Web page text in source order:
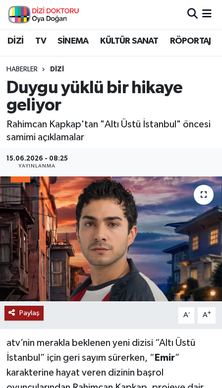
DİZİ TV SİNEMA KÜLTÜR SANAT RÖPORTAJ
HABERLER DİZİ
Duygu yüklü bir hikaye
geliyor
Rahimcan Kapkap'tan "Altı Üstü İstanbul" öncesi
samimi açıklamalar
15.06.2026 - 08:25
YAYINLANMA
Paylaş A- A+
atv’nin merakla beklenen yeni dizisi “Altı Üstü
İstanbul” için geri sayım sürerken, “ Emir”
karakterine hayat veren dizinin başrol
İstanbul Nöbetçi Eczaneler
İstanbul Namaz Vakitleri
İstanbul Trafik Yoğunluk Haritası
Süper Lig Puan Durumu ve Fikstür
Tüm Manşetler
Son Dakika Haberleri
Haber Arşivi